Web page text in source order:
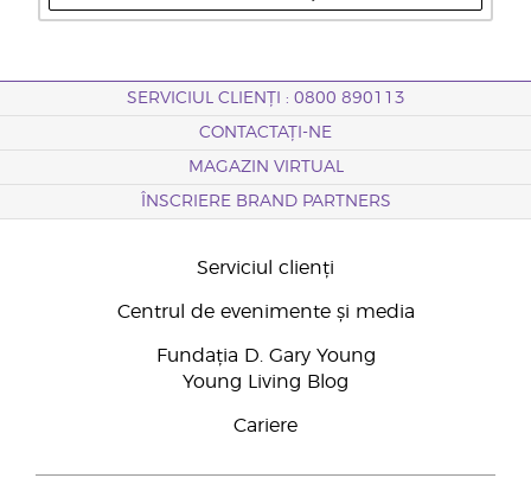
SERVICIUL CLIENȚI : 0800 890113
CONTACTAȚI-NE
MAGAZIN VIRTUAL
ÎNSCRIERE BRAND PARTNERS
Serviciul clienți
Centrul de evenimente și media
Fundația D. Gary Young
Young Living Blog
Cariere